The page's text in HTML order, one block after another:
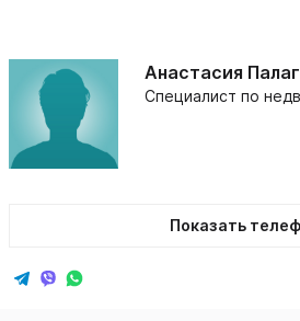
Анастасия
Специалист по
Показать